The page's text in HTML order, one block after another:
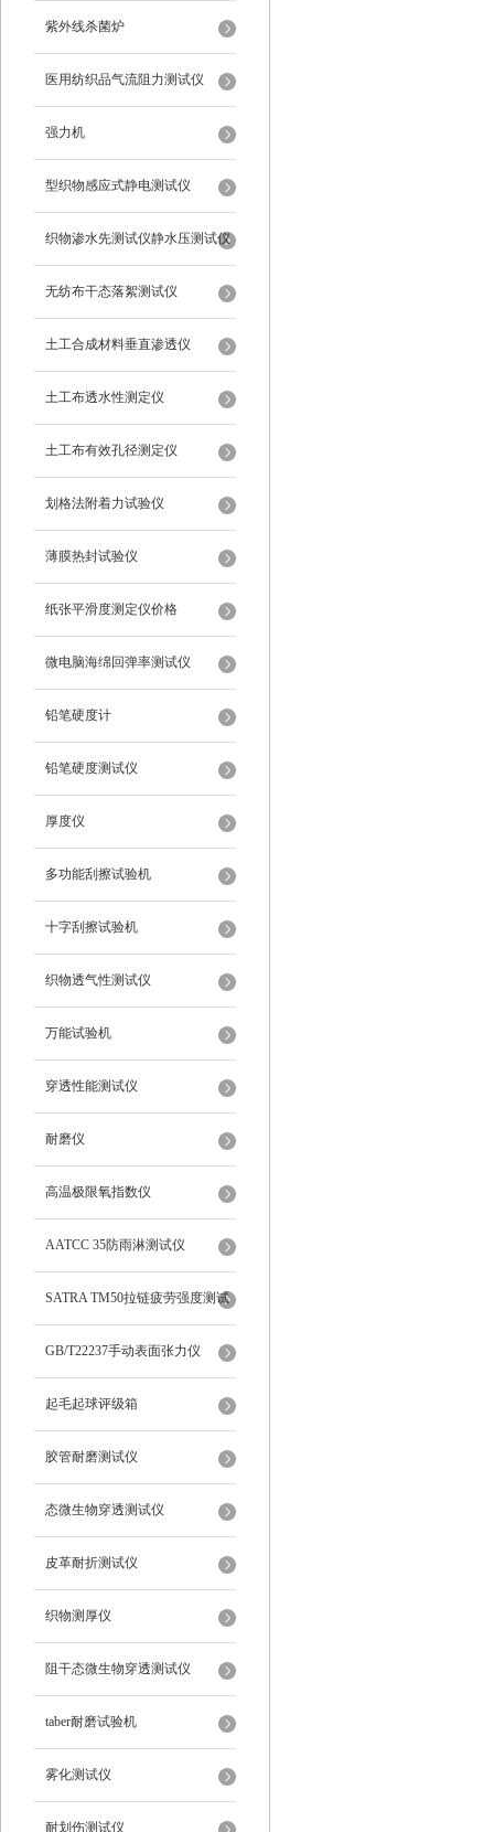
紫外线杀菌炉
医用纺织品气流阻力测试仪
强力机
型织物感应式静电测试仪
织物渗水先测试仪静水压测试仪
无纺布干态落絮测试仪
土工合成材料垂直渗透仪
土工布透水性测定仪
土工布有效孔径测定仪
划格法附着力试验仪
薄膜热封试验仪
纸张平滑度测定仪价格
微电脑海绵回弹率测试仪
铅笔硬度计
铅笔硬度测试仪
厚度仪
多功能刮擦试验机
十字刮擦试验机
织物透气性测试仪
万能试验机
穿透性能测试仪
耐磨仪
高温极限氧指数仪
AATCC 35防雨淋测试仪
SATRA TM50拉链疲劳强度测试
仪
GB/T22237手动表面张力仪
起毛起球评级箱
胶管耐磨测试仪
态微生物穿透测试仪
皮革耐折测试仪
织物测厚仪
阻干态微生物穿透测试仪
taber耐磨试验机
雾化测试仪
耐划伤测试仪